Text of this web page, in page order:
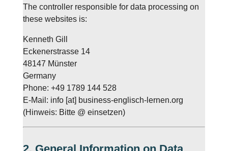
The controller responsible for data processing on
these websites is:
Kenneth Gill
Eckenerstrasse 14
48147 Münster
Germany
Phone: +49 1789 144 528
E-Mail: info [at] business-englisch-lernen.org
(Hinweis: Bitte @ einsetzen)